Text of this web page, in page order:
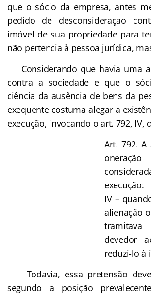
que o sócio da empresa, antes
pedido de desconsideração
imóvel de sua propriedade para
não pertencia à pessoa jurídica,
Considerando que havia uma
contra a sociedade e que o
ciência da ausência de bens da
exequente costuma alegar a
execução, invocando o art. 792, IV,
Art. 792. A
execução:
IV –
alienação
devedor
reduzi-lo à
Todavia, essa pretensão
segundo a posição